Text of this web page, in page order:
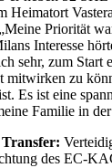
Heimatort
„Meine Priorität
Interesse
sehr, zum Start
mitwirken zu
Es ist eine
Familie in
des EC-